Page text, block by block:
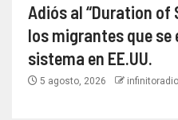
Adiós al “Duration of
los migrantes que
sistema en EE.UU.
5 agosto, 2026 infinitoradio